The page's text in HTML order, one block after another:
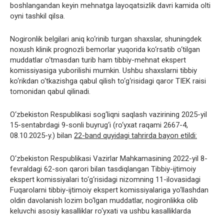
boshlangandan keyin mehnatga layoqatsizlik davri kamida olti
oyni tashkil qilsa.
Nogironlik belgilari aniq ko‘rinib turgan shaxslar, shuningdek
noxush klinik prognozli bemorlar yuqorida ko‘rsatib o‘tilgan
muddatlar o‘tmasdan turib ham tibbiy-mehnat ekspert
komissiyasiga yuborilishi mumkin. Ushbu shaxslarni tibbiy
ko‘rikdan o‘tkazishga qabul qilish to‘g‘risidagi qaror TIEK raisi
tomonidan qabul qilinadi.
O‘zbekiston Respublikasi sog‘liqni saqlash vazirining 2025-yil
15-sentabrdagi 9-sonli buyrug‘i (ro‘yxat raqami 2667-4,
08.10.2025-y.) bilan 22-band quyidagi tahrirda bayon etildi:
O‘zbekiston Respublikasi Vazirlar Mahkamasining 2022-yil 8-
fevraldagi 62-son qarori bilan tasdiqlangan Tibbiy-ijtimoiy
ekspert komissiyalari to‘g‘risidagi nizomning 11-ilovasidagi
Fuqarolarni tibbiy-ijtimoiy ekspert komissiyalariga yo‘llashdan
oldin davolanish lozim bo‘lgan muddatlar, nogironlikka olib
keluvchi asosiy kasalliklar ro‘yxati va ushbu kasalliklarda